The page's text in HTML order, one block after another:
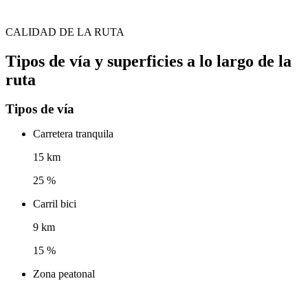
CALIDAD DE LA RUTA
Tipos de vía y superficies a lo largo de la
ruta
Tipos de vía
Carretera tranquila
15 km
25 %
Carril bici
9 km
15 %
Zona peatonal